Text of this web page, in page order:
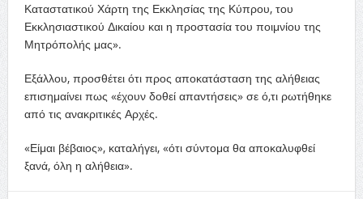
Καταστατικού Χάρτη της Εκκλησίας της Κύπρου, του
Εκκλησιαστικού Δικαίου και η προστασία του ποιμνίου της
Μητρόπολής μας».
Εξάλλου, προσθέτει ότι προς αποκατάσταση της αλήθειας
επισημαίνει πως «έχουν δοθεί απαντήσεις» σε ό,τι ρωτήθηκε
από τις ανακριτικές Αρχές.
«Είμαι βέβαιος», καταλήγει, «ότι σύντομα θα αποκαλυφθεί
ξανά, όλη η αλήθεια».